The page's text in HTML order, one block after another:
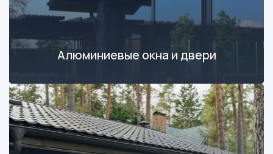
Алюминиевые окна и двери